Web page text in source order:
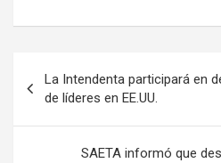
o
k
A
p
a
de
entradas
La Intendenta participará en
de líderes en EE.UU.
SAETA informó que